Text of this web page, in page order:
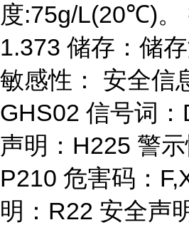
度:75g/L(20℃)。
1.373 储存：储
敏感性： 安全信
GHS02 信号词
声明：H225 警示
P210 危害码：
明：R22 安全声